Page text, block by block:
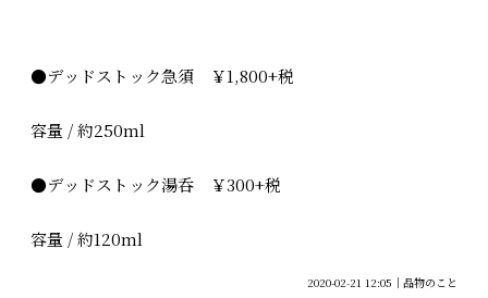
●デッドストック急須 ￥1,800+税
容量 / 約250ml
●デッドストック湯呑 ￥300+税
容量 / 約120ml
2020-02-21 12:05 品物のこと